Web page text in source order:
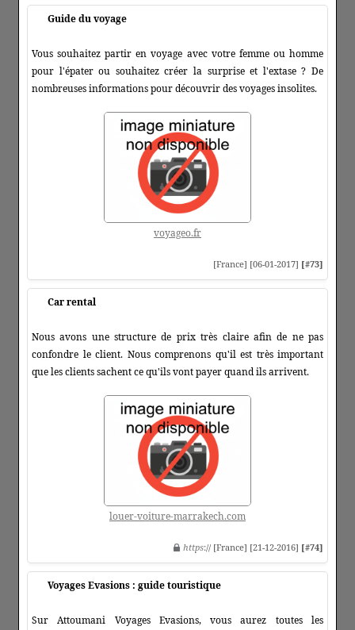
Guide du voyage
Vous souhaitez partir en voyage avec votre femme ou homme
pour l'épater ou souhaitez créer la surprise et l'extase ? De
nombreuses informations pour découvrir des voyages insolites.
voyageo.fr
[France] [06-01-2017] [#73]
Car rental
Nous avons une structure de prix très claire afin de ne pas
confondre le client. Nous comprenons qu'il est très important
que les clients sachent ce qu'ils vont payer quand ils arrivent.
louer-voiture-marrakech.com
https:// [France] [21-12-2016] [#74]
Voyages Evasions : guide touristique
Sur Attoumani Voyages Evasions, vous aurez toutes les